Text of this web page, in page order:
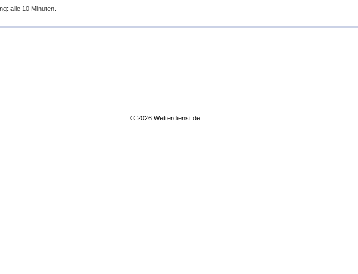
alle 10 Minuten.
© 2026 Wetterdienst.de